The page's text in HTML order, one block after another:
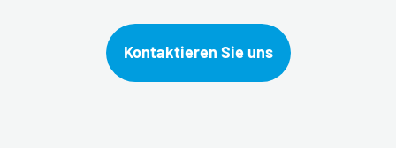
Kontaktieren Sie uns